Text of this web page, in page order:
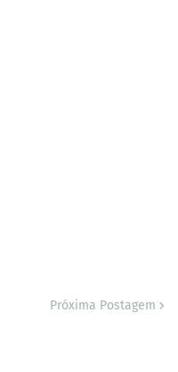
Próxima Postagem